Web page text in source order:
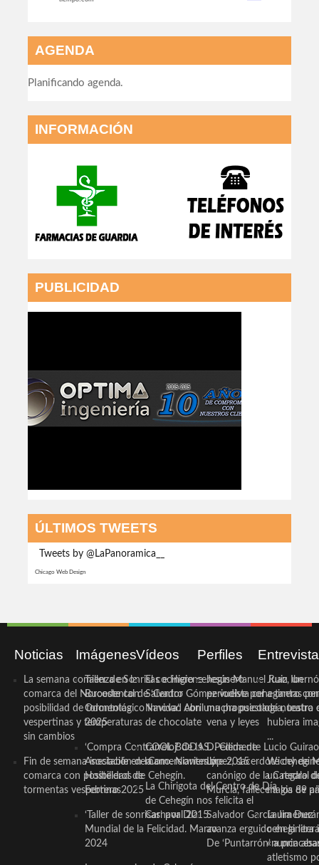
AGENDA
Planificando agenda.
INFORMACIÓN
PUBLICIDAD
ÚLTIMOS TWEETS
Tweets by @LaPanoramica__
Chicago Web Design
Noticias
La semana comienza en la
comarca del Noroeste con
posibilidad de tormentas
vespertinas y temperaturas
sin cambios
Fin de semana inestable en la
comarca con posibilidad de
tormentas vespertinas
Imágenes
Taller de Sonrisas e Higiene
Bucodental de ‘Centro
Odontológico Innova’. Abril
2025
‘Compra Contrarreloj’ de la
Asociación de Comerciantes y
Hosteleros de Cehegín.
Febrero 2025
‘Taller de sonrisas’ por Día
Mundial de la Felicidad. Marzo
2024
Vídeos
El cocinero ceheginero
Salvador Gómez vuelve por
Navidad con una propuesta
de chocolate
COOL BODAS. Pedida de
mano. Noviembre 2015
La Chirigota del Centro de Día
de Cehegín nos felicita el
Carnaval 2015
Perfiles
Jesús Manuel Ruiz, un
periodista ceheginero con
mucha psicología, teatro
vena y leyes
D. Clemente Lucio Guirao
López, sacerdote
canónigo de la Catedral
Murcia, fallece a los 89
Salvador García Jiménez
avanza erguido en la
De ‘Puntarrón’ a
Juan
a tantas
de nuestra
hubiera
...
Wichy de
un regalo
magia de
Laura
ceheginera
«nunca
atletismo